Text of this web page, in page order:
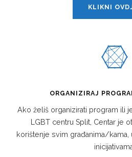
KLIKNI
ORGANIZIRAJ
Ako želiš organizirati program ili
LGBT centru Split, Centar je
korištenje svim građanima/kama,